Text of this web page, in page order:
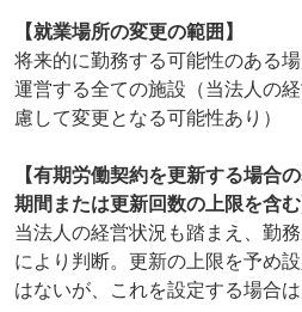
【就業場所の変更の範囲】
将来的に勤務する可能性のある
運営する全ての施設（当法人の
慮して変更となる可能性あり）
【有期労働契約を更新する場合
期間または更新回数の上限を含む)
当法人の経営状況も踏まえ、勤
により判断。更新の上限を予め
はないが、これを設定する場合は